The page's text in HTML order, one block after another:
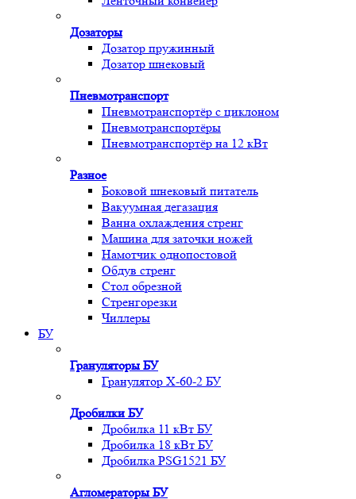
Дозаторы
Дозатор пружинный
Дозатор шнековый
Пневмотранспорт
Пневмотранспортёр с циклоном
Пневмотранспортёры
Пневмотранспортёр на 12 кВт
Разное
Боковой шнековый питатель
Вакуумная дегазация
Ванна охлаждения стренг
Машина для заточки ножей
Намотчик однопостовой
Обдув стренг
Стол обрезной
Стренгорезки
Чиллеры
БУ
Грануляторы БУ
Гранулятор X-60-2 БУ
Дробилки БУ
Дробилка 11 кВт БУ
Дробилка 18 кВт БУ
Дробилка PSG1521 БУ
Агломераторы БУ